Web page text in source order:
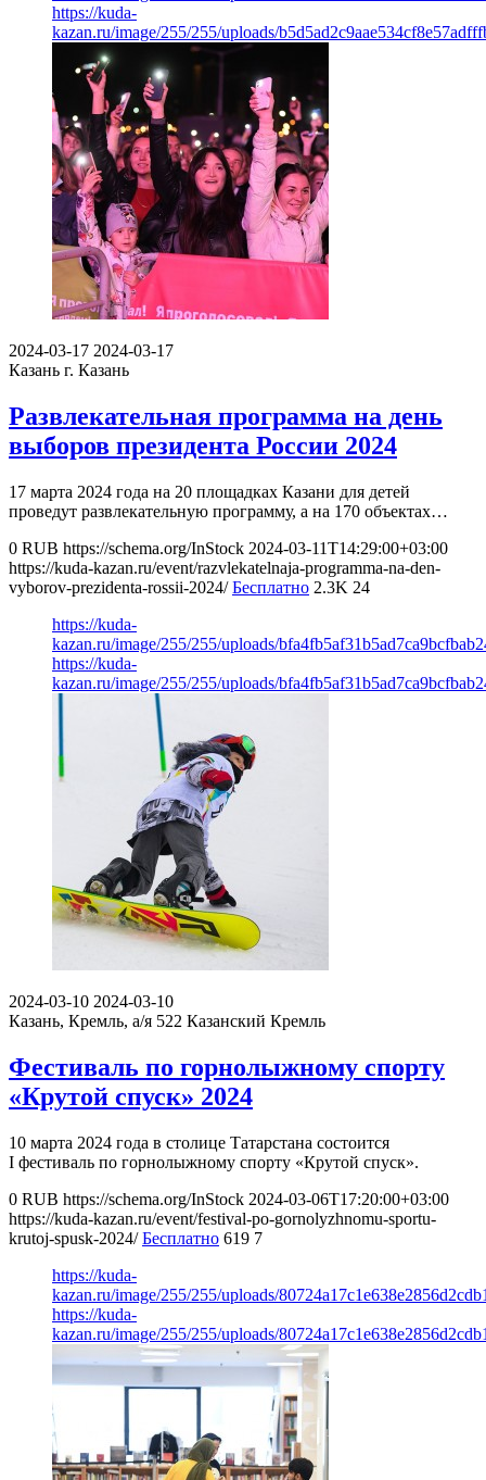
https://kuda-
kazan.ru/image/255/255/uploads/
2024-03-17 2024-03-17
Казань г. Казань
Развлекательная программа на день
выборов президента России 2024
17 марта 2024 года на 20 площадках Казани для детей
проведут развлекательную программу, а на 170 объектах…
0 RUB https://schema.org/InStock 2024-03-11T14:29:00+03:00
https://kuda-kazan.ru/event/razvlekatelnaja-programma-na-den-
vyborov-prezidenta-rossii-2024/ Бесплатно 2.3K 24
https://kuda-
kazan.ru/image/255/255/uploads/
https://kuda-
kazan.ru/image/255/255/uploads/
2024-03-10 2024-03-10
Казань, Кремль, а/я 522 Казанский Кремль
Фестиваль по горнолыжному спорту
«Крутой спуск» 2024
10 марта 2024 года в столице Татарстана состоится
I фестиваль по горнолыжному спорту «Крутой спуск».
0 RUB https://schema.org/InStock 2024-03-06T17:20:00+03:00
https://kuda-kazan.ru/event/festival-po-gornolyzhnomu-sportu-
krutoj-spusk-2024/ Бесплатно 619 7
https://kuda-
kazan.ru/image/255/255/uploads/
https://kuda-
kazan.ru/image/255/255/uploads/